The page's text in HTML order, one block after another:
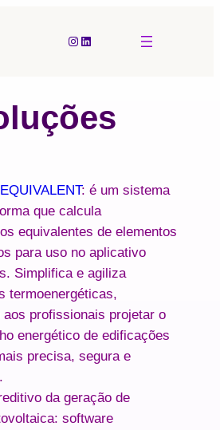
: é um sistema
que calcula
equivalentes de elementos
para uso no aplicativo
Simplifica e agiliza
termoenergéticas,
aos profissionais projetar o
energético de edificações
precisa, segura e
da geração de
: software